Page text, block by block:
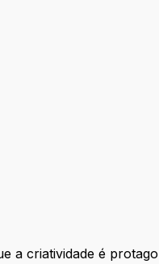
a criatividade é